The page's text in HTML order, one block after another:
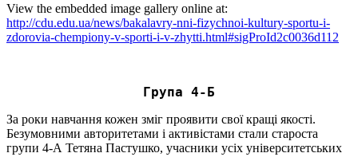
View the embedded image gallery online at:
http://cdu.edu.ua/news/bakalavry-nni-fizychnoi-kultury-sportu-i-
zdorovia-chempiony-v-sporti-i-v-zhytti.html#sigProId2c0036d112
Група 4-Б
За роки навчання кожен зміг проявити свої кращі якості.
Безумовними авторитетами і активістами стали староста
групи 4-А Тетяна Пастушко, учасники усіх університетських